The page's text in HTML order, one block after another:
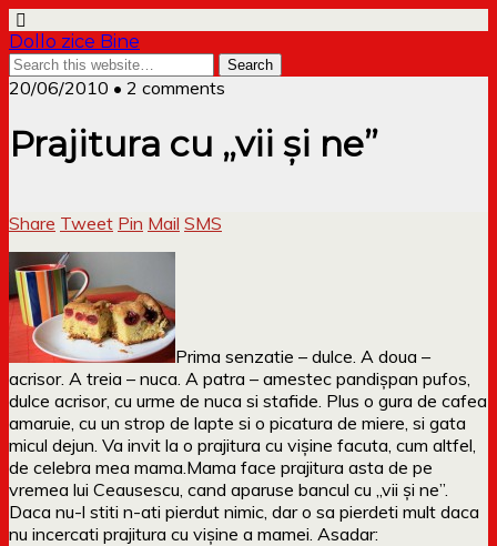
Dollo zice Bine
20/06/2010 • 2 comments
Prajitura cu „vii şi ne”
Share Tweet Pin Mail SMS
Prima senzatie – dulce. A doua –
acrisor. A treia – nuca. A patra – amestec pandișpan pufos,
dulce acrisor, cu urme de nuca si stafide. Plus o gura de cafea
amaruie, cu un strop de lapte si o picatura de miere, si gata
micul dejun. Va invit la o prajitura cu vişine facuta, cum altfel,
de celebra mea mama. Mama face prajitura asta de pe
vremea lui Ceausescu, cand aparuse bancul cu „vii şi ne”.
Daca nu-l stiti n-ati pierdut nimic, dar o sa pierdeti mult daca
nu incercati prajitura cu vişine a mamei. Asadar: